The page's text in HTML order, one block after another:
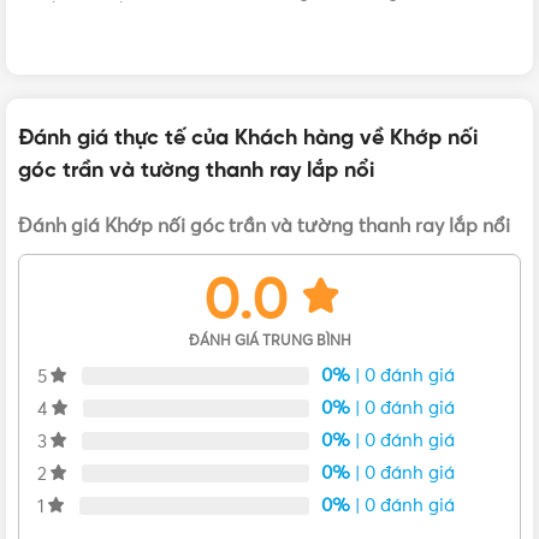
Liên hệ mua Khớp nối góc trần và tường thanh ray
lắp nổi Chính hãng, Giá tốt, Uy tín
Vui lòng liên hệ Vật Tư 365 theo các kênh bên dưới để được
tư vấn mua sản phẩm Khớp nối góc trần và tường thanh
ray lắp nổi chính hãng với giá tốt nhất nhé! Rất hân hạnh
Đánh giá thực tế của Khách hàng về Khớp nối
góc trần và tường thanh ray lắp nổi
Đánh giá Khớp nối góc trần và tường thanh ray lắp nổi
0.0
ĐÁNH GIÁ TRUNG BÌNH
5 0% | 0 đánh giá
4
0% | 0 đánh giá
3
0% | 0 đánh giá
2
0% | 0 đánh giá
1
0% | 0 đánh giá